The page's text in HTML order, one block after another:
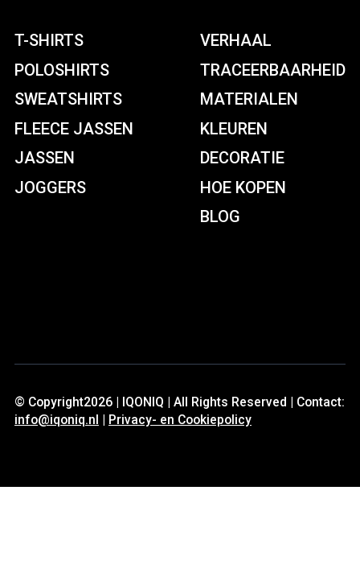
T-SHIRTS
POLOSHIRTS
SWEATSHIRTS
FLEECE JASSEN
JASSEN
JOGGERS
VERHAAL
TRACEERBAARHEID
MATERIALEN
KLEUREN
DECORATIE
HOE KOPEN
BLOG
© Copyright2026 | IQONIQ | All Rights Reserved | Contact:
info@iqoniq.nl | Privacy- en Cookiepolicy